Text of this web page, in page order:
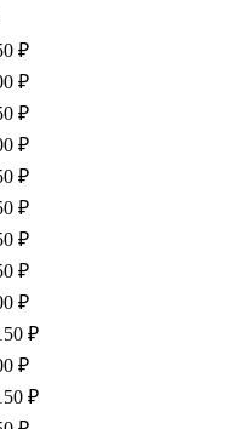
₽
₽
₽
₽
₽
₽
₽
₽
₽
₽
₽
₽